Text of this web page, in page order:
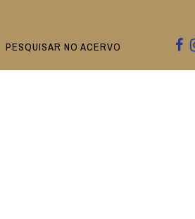
PESQUISAR NO ACERVO